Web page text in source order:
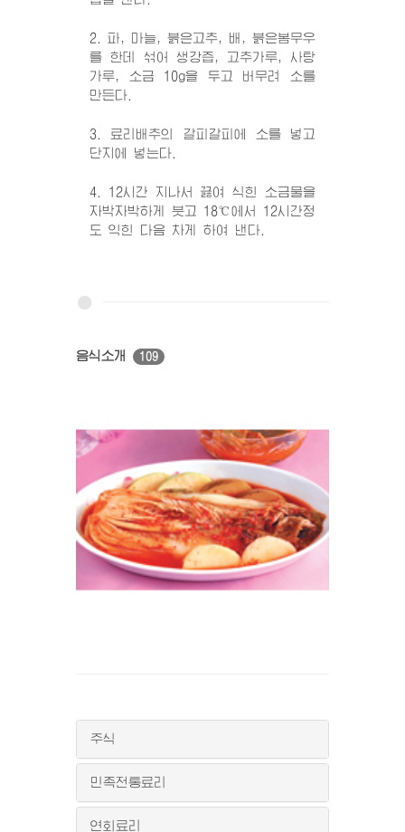
2. 파, 마늘, 붉은고추, 배, 붉은봄무우
를 한데 섞어 생강즙, 고추가루, 사탕
가루, 소금 10g을 두고 버무려 소를
만든다.
3. 료리배추의 갈피갈피에 소를 넣고
단지에 넣는다.
4. 12시간 지나서 끓여 식힌 소금물을
자박자박하게 붓고 18℃에서 12시간정
도 익힌 다음 차게 하여 낸다.
음식소개 109
주식
민족전통료리
연회료리